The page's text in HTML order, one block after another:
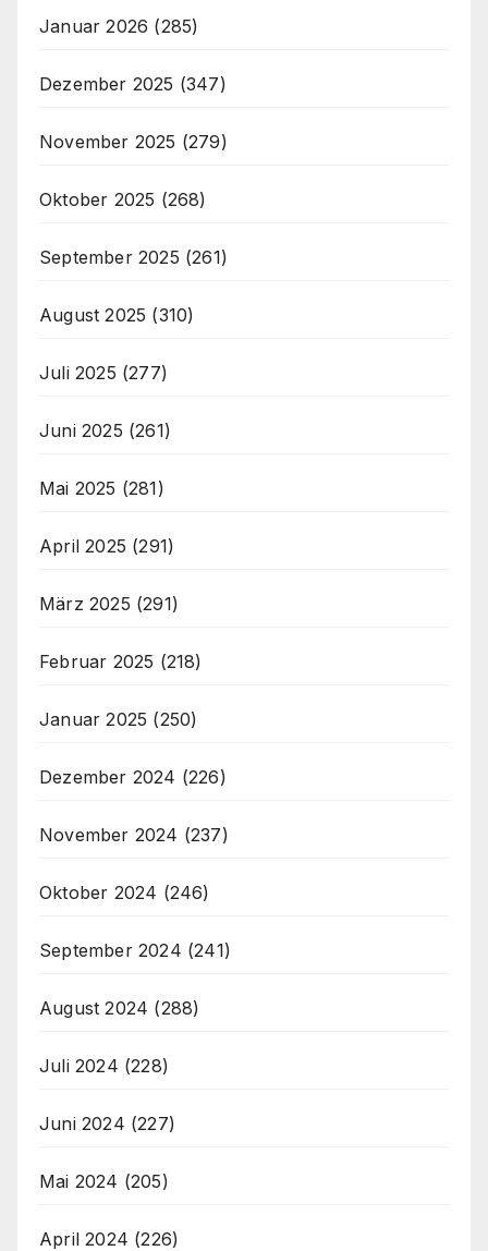
Januar 2026 (285)
Dezember 2025 (347)
November 2025 (279)
Oktober 2025 (268)
September 2025 (261)
August 2025 (310)
Juli 2025 (277)
Juni 2025 (261)
Mai 2025 (281)
April 2025 (291)
März 2025 (291)
Februar 2025 (218)
Januar 2025 (250)
Dezember 2024 (226)
November 2024 (237)
Oktober 2024 (246)
September 2024 (241)
August 2024 (288)
Juli 2024 (228)
Juni 2024 (227)
Mai 2024 (205)
April 2024 (226)